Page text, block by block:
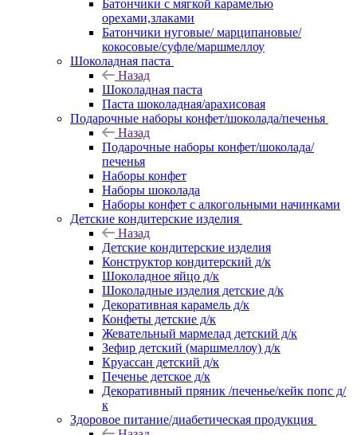
Батончики с мягкой карамелью
орехами,злаками
Батончики нуговые/ марципановые/
кокосовые/суфле/маршмеллоу
Шоколадная паста
Назад
Шоколадная паста
Паста шоколадная/арахисовая
Подарочные наборы конфет/шоколада/печенья
Назад
Подарочные наборы конфет/шоколада/
печенья
Наборы конфет
Наборы шоколада
Наборы конфет с алкогольными начинками
Детские кондитерские изделия
Назад
Детские кондитерские изделия
Конструктор кондитерский д/к
Шоколадное яйцо д/к
Шоколадные изделия детские д/к
Декоративная карамель д/к
Конфеты детские д/к
Жевательный мармелад детский д/к
Зефир детский (маршмеллоу) д/к
Круассан детский д/к
Печенье детское д/к
Декоративный пряник /печенье/кейк попс д/
к
Здоровое питание/диабетическая продукция